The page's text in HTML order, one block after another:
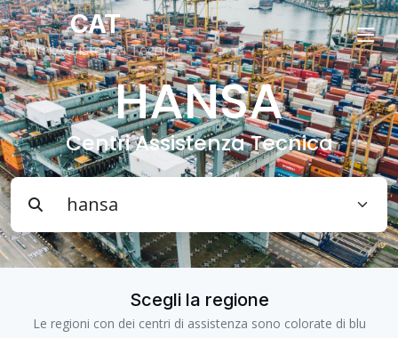
CAT
Centri Assistenza Tecnica
HANSA
Centri Assistenza Tecnica
Scegli la regione
Le regioni con dei centri di assistenza sono colorate di blu